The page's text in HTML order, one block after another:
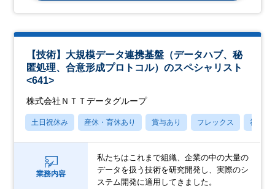
【技術】大規模データ連携基盤（データハブ、秘
匿処理、合意形成プロトコル）のスペシャリスト
<641>
株式会社ＮＴＴデータグループ
土日祝休み 産休・育休あり 賞与あり フレックス 社宅・
業務内容
私たちはこれまで組織、企業の中の大量の
データを扱う技術を研究開発し、実際のシ
ステム開発に適用してきました。